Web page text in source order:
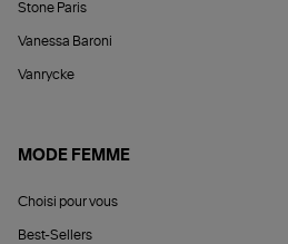
Stone Paris
Vanessa Baroni
Vanrycke
MODE FEMME
Choisi pour vous
Best-Sellers